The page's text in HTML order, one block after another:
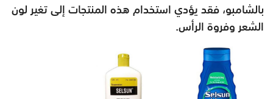
بالشامبو، فقد يؤدي استخدام هذه المنتجات إلى تغير لون
الشعر وفروة الرأس.